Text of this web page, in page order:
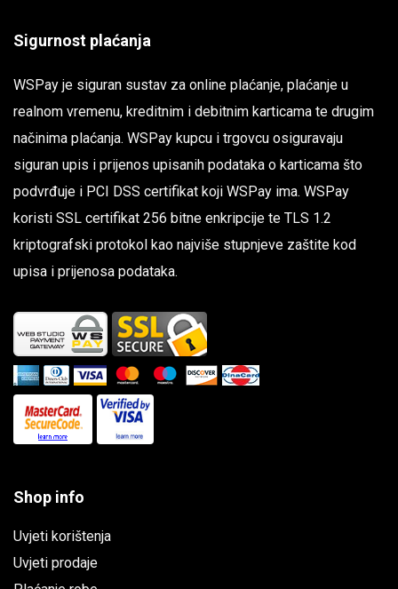
Sigurnost plaćanja
WSPay je siguran sustav za online plaćanje, plaćanje u
realnom vremenu, kreditnim i debitnim karticama te drugim
načinima plaćanja. WSPay kupcu i trgovcu osiguravaju
siguran upis i prijenos upisanih podataka o karticama što
podvrđuje i PCI DSS certifikat koji WSPay ima. WSPay
koristi SSL certifikat 256 bitne enkripcije te TLS 1.2
kriptografski protokol kao najviše stupnjeve zaštite kod
upisa i prijenosa podataka.
Shop info
Uvjeti korištenja
Uvjeti prodaje